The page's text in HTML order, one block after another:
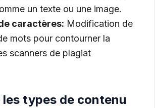
un texte ou une image.
caractères: Modification de
mots pour contourner la
scanners de plagiat
les types de contenu